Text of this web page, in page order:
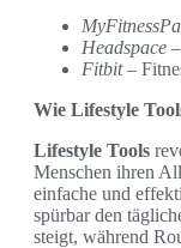
Headspace
Fitbit–
Wie Lifestyle
Lifestyle Tools
Menschen ihren
einfache und
spürbar den
steigt, während